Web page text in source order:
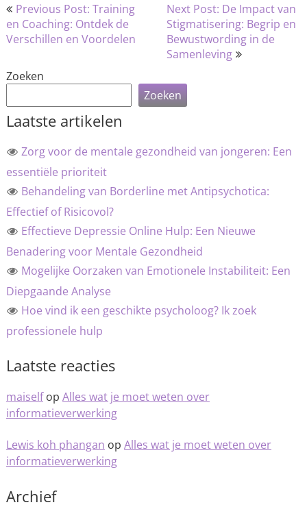
Bericht
navigatie
Previous Post: Training
en Coaching: Ontdek de
Verschillen en Voordelen
Next Post: De Impact van
Stigmatisering: Begrip en
Bewustwording in de
Samenleving
Zoeken
Zoeken
Laatste artikelen
Zorg voor de mentale gezondheid van jongeren: Een
essentiële prioriteit
Behandeling van Borderline met Antipsychotica:
Effectief of Risicovol?
Effectieve Depressie Online Hulp: Een Nieuwe
Benadering voor Mentale Gezondheid
Mogelijke Oorzaken van Emotionele Instabiliteit: Een
Diepgaande Analyse
Hoe vind ik een geschikte psycholoog? Ik zoek
professionele hulp
Laatste reacties
maiselfop Alles wat je moet weten over
informatieverwerking
Lewis koh phangan op Alles wat je moet weten over
informatieverwerking
Archief